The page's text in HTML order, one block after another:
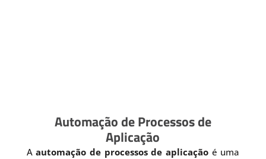
Automação de Processos de
Aplicação
Aautomação de processos de aplicaçãoé uma